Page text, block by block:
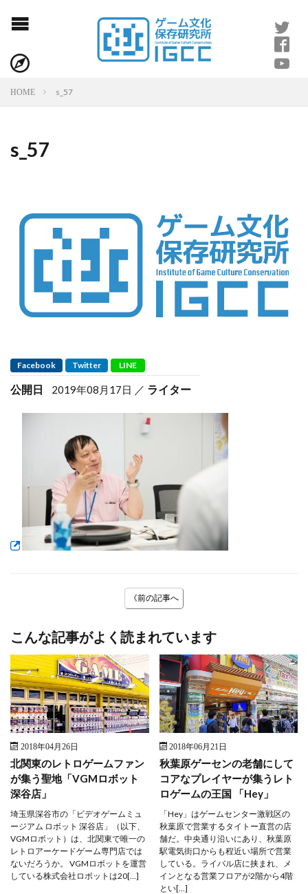
HOME s_57
s_57
Facebook Twitter LINE
公開日 2019年08月17日 ライター
《前の記事へ
こんな記事がよく読まれています
2018年04月26日
北関東のレトロゲームファン
が集う聖地「VGMロボット
深谷店」
埼玉県深谷市の「ビデオゲームミュ
ージアム ロボット 深谷店」（以下、
VGMロボット）は、北関東で唯一の
レトロアーケードゲーム専門店では
ないだろうか。 VGMロボットを運営
している株式会社ロボットは20[…]
2018年06月21日
秋葉原ゲーセンの老舗にして
コアなプレイヤーが集うレト
ロゲームの王国 「Hey」
「Hey」はゲームセンター激戦区の
秋葉原で営業するタイトー直営の店
舗だ。中央通り沿いにあり、秋葉原
駅電気街口からも程近い場所で営業
している。ライバル店に挟まれ、メ
インとなる営業フロアが2階から4階
とい[…]